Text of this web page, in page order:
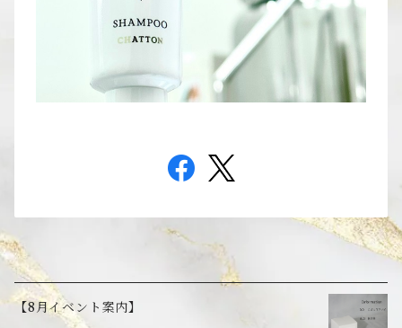
【8月イベント案内】